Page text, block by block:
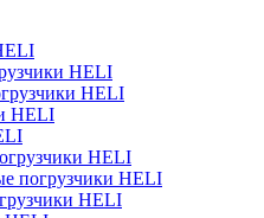
HELI
HELI
HELI
HELI
погрузчики HELI
HELI